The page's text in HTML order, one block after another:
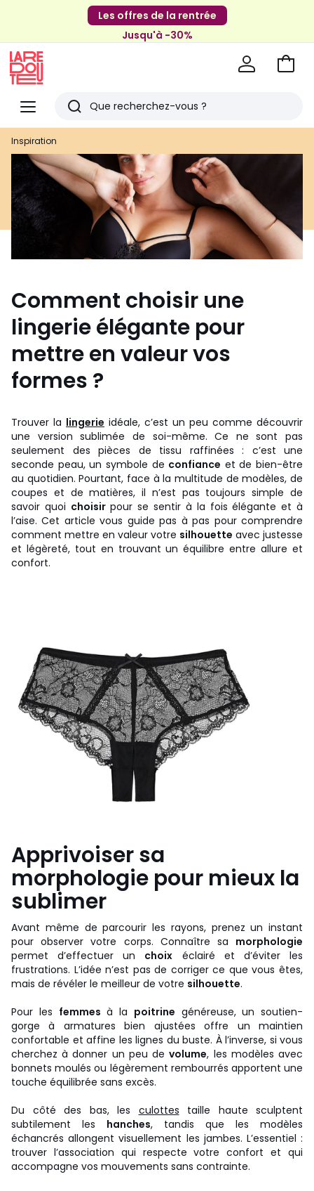
Les offres de la rentrée
Jusqu'à -30%
Menu
Redoute
Rechercher
Derniers
articles
vus
Aller
Inspiration
Comment choisir une
lingerie élégante pour
mettre en valeur vos
formes ?
Trouver la lingerie idéale, c’est un peu comme découvrir
une version sublimée de soi-même. Ce ne sont pas
seulement des pièces de tissu raffinées : c’est une
seconde peau, un symbole de confiance et de bien-être
au quotidien. Pourtant, face à la multitude de modèles, de
coupes et de matières, il n’est pas toujours simple de
savoir quoi choisirpour se sentir à la fois élégante et à
l’aise. Cet article vous guide pas à pas pour comprendre
comment mettre en valeur votre silhouette avec justesse
et légèreté, tout en trouvant un équilibre entre allure et
confort.
Apprivoiser sa
morphologie pour mieux la
sublimer
Avant même de parcourir les rayons, prenez un instant
pour observer votre corps. Connaître sa morphologie
permet d’effectuer un choix éclairé et d’éviter les
frustrations. L’idée n’est pas de corriger ce que vous êtes,
mais de révéler le meilleur de votre silhouette.
Pour les femmes à la poitrine généreuse, un soutien-
gorge à armatures bien ajustées offre un maintien
confortable et affine les lignes du buste. À l’inverse, si vous
cherchez à donner un peu devolume, les modèles avec
bonnets moulés ou légèrement rembourrés apportent une
touche équilibrée sans excès.
Du côté des bas, les culottes taille haute sculptent
subtilement les hanches, tandis que les modèles
échancrés allongent visuellement les jambes. L’essentiel :
trouver l’association qui respecte votre confort et qui
accompagne vos mouvements sans contrainte.